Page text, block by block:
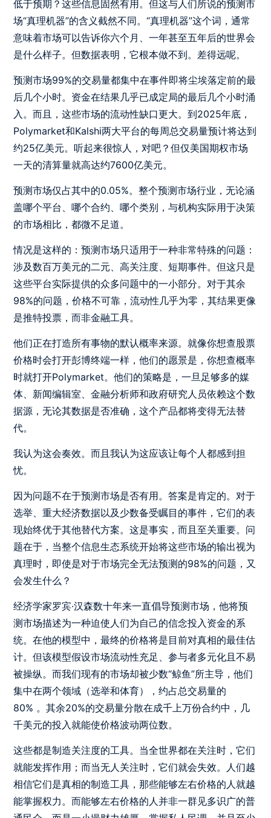
低于预期？这些信息固然有用。但这与人们所说的预测市
场“真理机器”的含义截然不同。“真理机器”这个词，通常
意味着市场可以告诉你六个月、一年甚至五年后的世界会
是什么样子。但数据表明，它根本做不到。差得远呢。
预测市场99%的交易量都集中在事件即将尘埃落定前的最
后几个小时。资金在结果几乎已成定局的最后几个小时涌
入。而且，这些市场的流动性缺口更大。到2025年底，
Polymarket和Kalshi两大平台的每周总交易量预计将达到
约25亿美元。听起来很惊人，对吧？但仅美国期权市场
一天的清算量就高达约7600亿美元。
预测市场仅占其中的0.05%。整个预测市场行业，无论涵
盖哪个平台、哪个合约、哪个类别，与机构实际用于决策
的市场相比，都微不足道。
情况是这样的：预测市场只适用于一种非常特殊的问题：
涉及数百万美元的二元、高关注度、短期事件。但这只是
这些平台实际提供的众多问题中的一小部分。对于其余
98%的问题，价格不可靠，流动性几乎为零，其结果更像
是推特投票，而非金融工具。
他们正在打造所有事物的默认概率来源。就像你想查股票
价格时会打开彭博终端一样，他们的愿景是，你想查概率
时就打开Polymarket。他们的策略是，一旦足够多的媒
体、新闻编辑室、金融分析师和政府研究人员依赖这个数
据源，无论其数据是否准确，这个产品都将变得无法替
代。
我认为这会奏效。而且我认为这应该让每个人都感到担
忧。
因为问题不在于预测市场是否有用。答案是肯定的。对于
选举、重大经济数据以及少数备受瞩目的事件，它们的表
现始终优于其他替代方案。这是事实，而且至关重要。问
题在于，当整个信息生态系统开始将这些市场的输出视为
真理时，即使是对于市场完全无法预测的98%的问题，又
会发生什么？
经济学家罗宾·汉森数十年来一直倡导预测市场，他将预
测市场描述为一种迫使人们为自己的信念投入资金的系
统。在他的模型中，最终的价格将是目前对真相的最佳估
计。但该模型假设市场流动性充足、参与者多元化且不易
被操纵。而我们现有的市场却被少数“鲸鱼”所主导，他们
集中在两个领域（选举和体育），约占总交易量的
80% 。其余20%的交易量分散在成千上万份合约中，几
千美元的投入就能使价格波动两位数。
这些都是制造关注度的工具。当全世界都在关注时，它们
就能发挥作用；而当无人关注时，它们就会失效。人们越
相信它们是真相的制造工具，那些能够左右价格的人就越
能掌握权力。而能够左右价格的人并非一群见多识广的普